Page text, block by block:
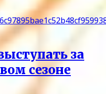
за
сезоне